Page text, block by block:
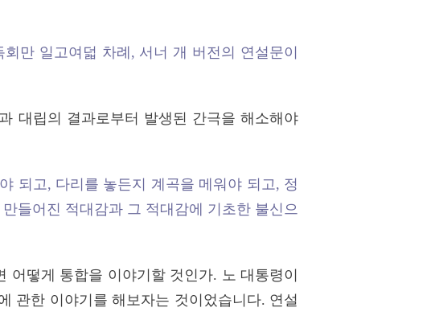
만 일고여덟 차례, 서너 개 버전의 연설문이
대립의 결과로부터 발생된 간극을 해소해야
되고, 다리를 놓든지 계곡을 메워야 되고, 정
들어진 적대감과 그 적대감에 기초한 불신으
떻게 통합을 이야기할 것인가. 노 대통령이
관한 이야기를 해보자는 것이었습니다. 연설